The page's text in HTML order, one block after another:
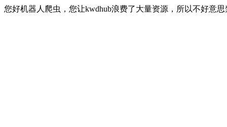
您好机器人爬虫，您让kwdhub浪费了大量资源，所以不好意